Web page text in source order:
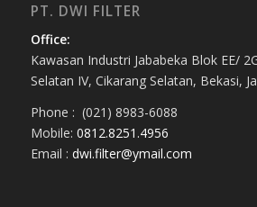
PT. DWI FILTER
Office:
Kawasan Industri Jababeka Blok EE/
Selatan IV, Cikarang Selatan, Bekasi,
Phone : (021) 8983-6088
Mobile: 0812.8251.4956
Email : dwi.filter@ymail.com